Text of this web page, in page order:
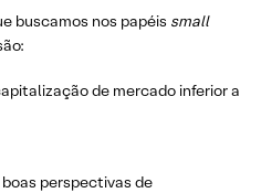
buscamos nos papéis small
de mercado inferior a
perspectivas de